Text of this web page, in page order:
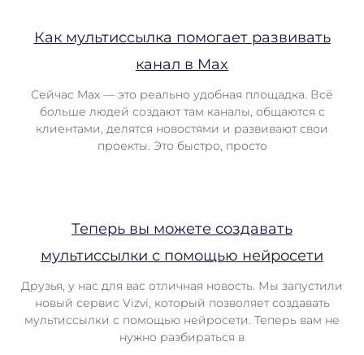
Как мультиссылка помогает развивать
канал в Max
Сейчас Max — это реально удобная площадка. Всё
больше людей создают там каналы, общаются с
клиентами, делятся новостями и развивают свои
проекты. Это быстро, просто
Теперь вы можете создавать
мультиссылки с помощью нейросети
Друзья, у нас для вас отличная новость. Мы запустили
новый сервис Vizvi, который позволяет создавать
мультиссылки с помощью нейросети. Теперь вам не
нужно разбираться в